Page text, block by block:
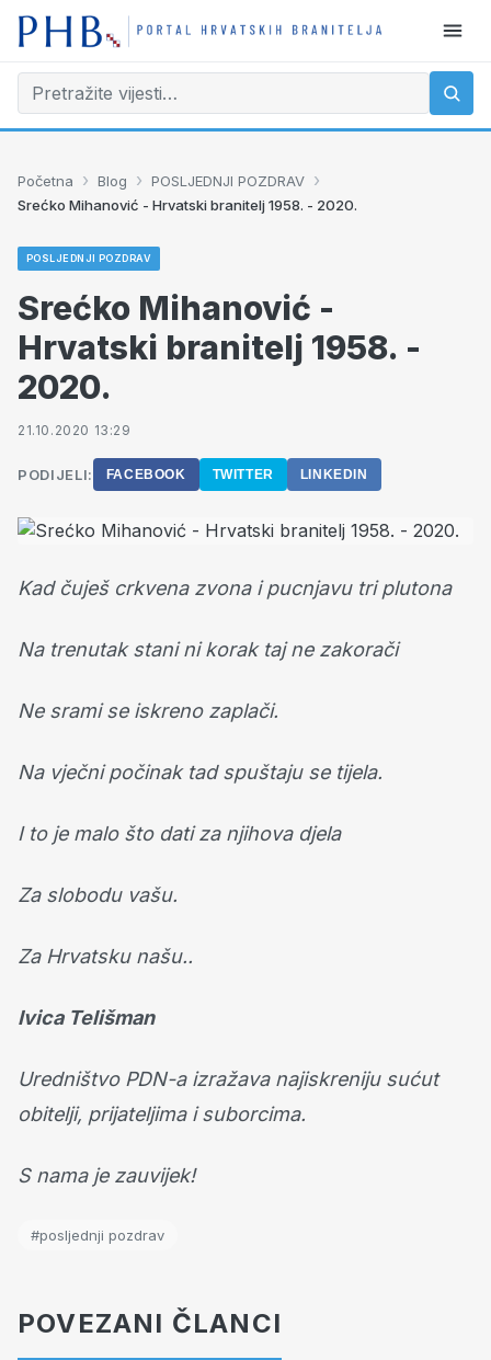
Početna › Blog › POSLJEDNJI POZDRAV ›
Srećko Mihanović - Hrvatski branitelj 1958. - 2020.
POSLJEDNJI POZDRAV
Srećko Mihanović -
Hrvatski branitelj 1958. -
2020.
21.10.2020 13:29
PODIJELI: FACEBOOK TWITTER LINKEDIN
Kad čuješ crkvena zvona i pucnjavu tri plutona
Na trenutak stani ni korak taj ne zakorači
Ne srami se iskreno zaplači.
Na vječni počinak tad spuštaju se tijela.
I to je malo što dati za njihova djela
Za slobodu vašu.
Za Hrvatsku našu..
Ivica Telišman
Uredništvo PDN-a izražava najiskreniju sućut
obitelji, prijateljima i suborcima.
S nama je zauvijek!
#posljednji pozdrav
POVEZANI ČLANCI